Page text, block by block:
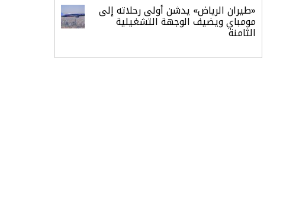
«طيران الرياض» يدشن أولى رحلاته إلى
مومباي ويضيف الوجهة التشغيلية
الثامنة